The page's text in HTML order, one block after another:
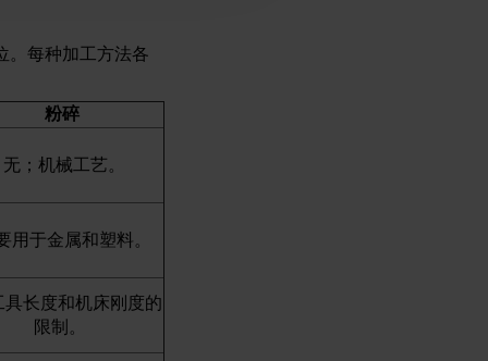
。每种加工方法各
粉碎
；机械工艺。
用于金属和塑料。
长度和机床刚度的
限制。